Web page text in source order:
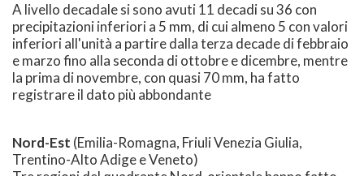
A livello decadale si sono avuti 11 decadi su 36 con
precipitazioni inferiori a 5 mm, di cui almeno 5 con valori
inferiori all'unità a partire dalla terza decade di febbraio
e marzo fino alla seconda di ottobre e dicembre, mentre
la prima di novembre, con quasi 70 mm, ha fatto
registrare il dato più abbondante
Nord-Est (Emilia-Romagna, Friuli Venezia Giulia,
Trentino-Alto Adige e Veneto)